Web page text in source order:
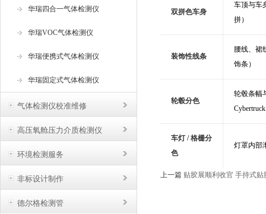
华瑞四合一气体检测仪
华瑞VOC气体检测仪
华瑞便携式气体检测仪
华瑞固定式气体检测仪
气体检测仪校准维修
高压氧舱压力介质检测仪
环境检测服务
非标设计制作
德尔格检测管
双拼色车身
车顶与车
拼）
装饰性线条
腰线、裙
饰条）
轮毂分色
轮毂条幅
车灯 / 格栅分
色
灯罩内部
上一篇 贴胶展顺利收官 手持式贴